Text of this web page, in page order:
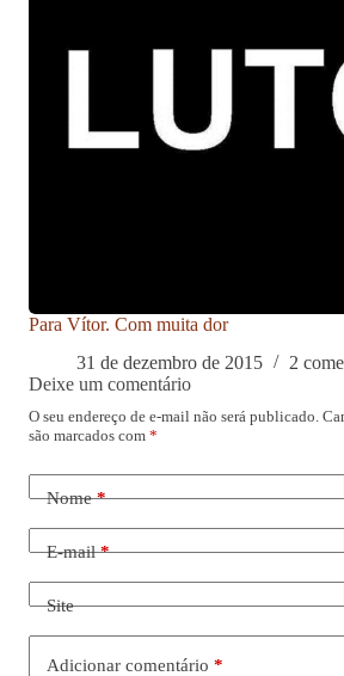
Para Vítor. Com muita dor
31 de dezembro de 2015
2
Deixe um comentário
O seu endereço de e-mail não será publicado.
são marcados com *
Nome*
E-mail*
Site
Adicionar comentário *